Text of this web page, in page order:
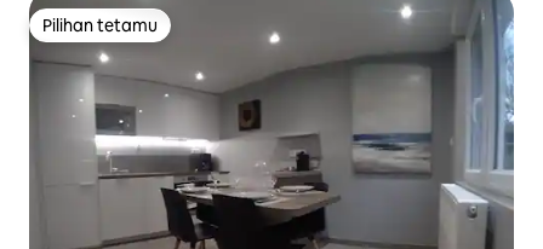
Pilihan tetamu
Pilihan tetamu